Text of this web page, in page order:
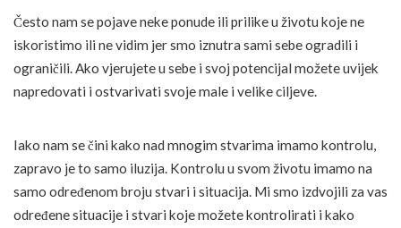
Često nam se pojave neke ponude ili prilike u životu koje ne
iskoristimo ili ne vidim jer smo iznutra sami sebe ogradili i
ograničili. Ako vjerujete u sebe i svoj potencijal možete uvijek
napredovati i ostvarivati svoje male i velike ciljeve.
Iako nam se čini kako nad mnogim stvarima imamo kontrolu,
zapravo je to samo iluzija. Kontrolu u svom životu imamo na
samo određenom broju stvari i situacija. Mi smo izdvojili za vas
određene situacije i stvari koje možete kontrolirati i kako